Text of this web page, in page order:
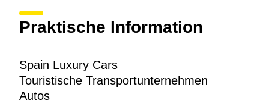
Praktische Information
Spain Luxury Cars
Touristische Transportunternehmen
Autos